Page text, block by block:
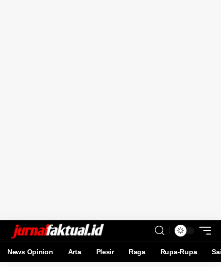
News Opinion Arta Plesir Raga Rupa-Rupa